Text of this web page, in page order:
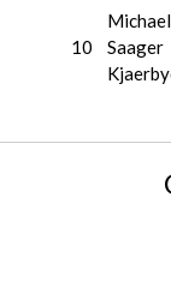
10
Michael
Saager